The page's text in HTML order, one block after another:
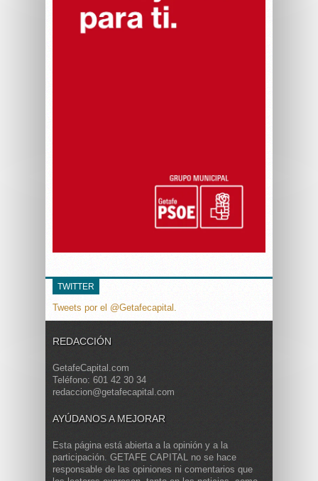
TWITTER
Tweets por el @Getafecapital.
REDACCIÓN
GetafeCapital.com
Teléfono: 601 42 30 34
redaccion@getafecapital.com
AYÚDANOS A MEJORAR
Esta página está abierta a la opinión y a la
participación. GETAFE CAPITAL no se hace
responsable de las opiniones ni comentarios que